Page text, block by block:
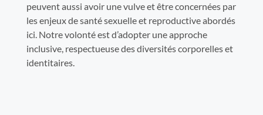
peuvent aussi avoir une vulve et être concernées par
les enjeux de santé sexuelle et reproductive abordés
ici. Notre volonté est d’adopter une approche
inclusive, respectueuse des diversités corporelles et
identitaires.